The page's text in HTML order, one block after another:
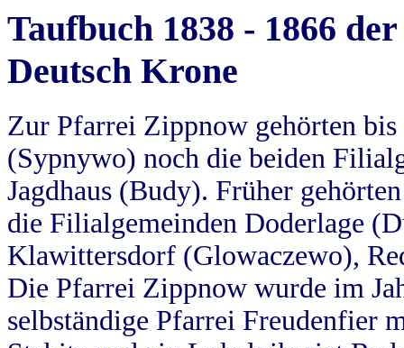
Taufbuch 1838 - 1866
Deutsch Krone
Zur Pfarrei Zippnow gehörten
(Sypnywo) noch die beiden
Jagdhaus (Budy). Früher
die Filialgemeinden Doderlage
Klawittersdorf (Glowaczewo),
Die Pfarrei Zippnow wurde im
selbständige Pfarrei Freudenfier